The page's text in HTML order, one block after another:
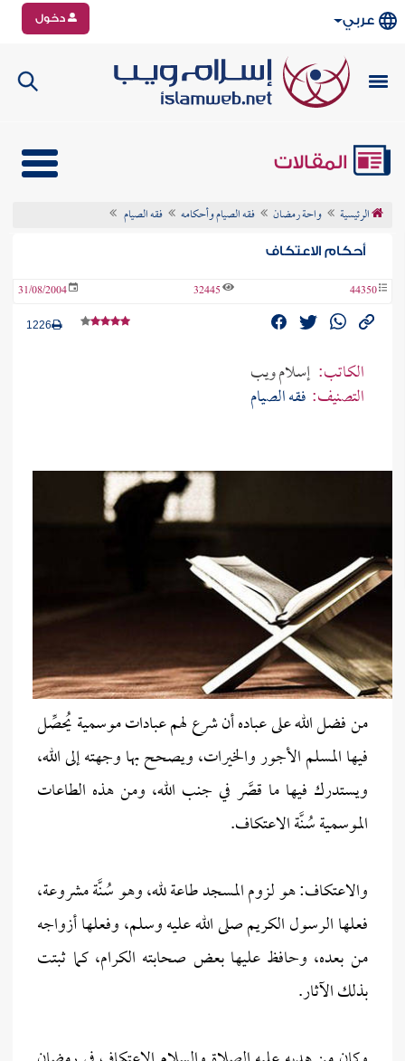
عربي دخول
المقالات
الرئيسية واحة رمضان فقه الصيام وأحكامه فقه الصيام
أحكام الاعتكاف
44350
32445
31/08/2004
1226
الكاتب: إسلام ويب
التصنيف: فقه الصيام
من فضل الله على عباده أن شرع لهم عبادات موسمية يُحصِّل
فيها المسلم الأجور والخيرات، ويصحح بها وجهته إلى الله،
ويستدرك فيها ما قصَّر في جنب الله، ومن هذه الطاعات
الموسمية سُنَّة الاعتكاف.
والاعتكاف: هو لزوم المسجد طاعة لله، وهو سُنَّة مشروعة،
فعلها الرسول الكريم صلى الله عليه وسلم، وفعلها أزواجه
من بعده، وحافظ عليها بعض صحابته الكرام، كما ثبتت
بذلك الآثار.